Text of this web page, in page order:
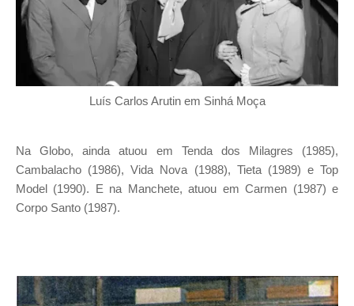
Luís Carlos Arutin em Sinhá Moça
Na Globo, ainda atuou em Tenda dos Milagres (1985),
Cambalacho (1986), Vida Nova (1988), Tieta (1989) e Top
Model (1990). E na Manchete, atuou em Carmen (1987) e
Corpo Santo (1987).